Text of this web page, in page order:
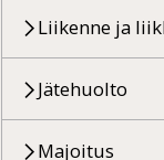
Liikenne ja
Jätehuolto
Majoitus